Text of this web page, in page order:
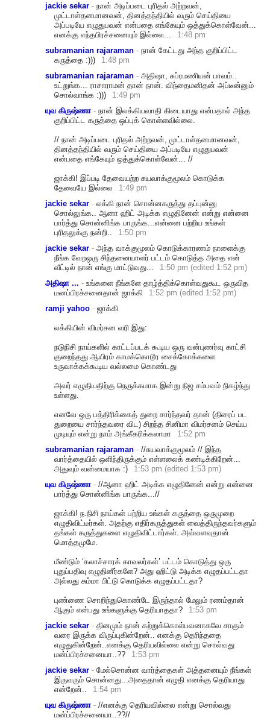
jackie sekar - நான் அடிப்படை புரிதல் அற்றவன்,
முட்டாள்தனமானவன், தினத்தந்தியில் வரும் செய்தியை
அப்படியே எழுதுபவன் என்பதை எங்கேயும் ஒத்துக்கொள்வேன்...
எனக்கு எந்தபிரச்சனையும் இல்லை...
1:48 pm
subramanian rajaraman - நான் கேட்டது அந்த குறிப்பிட்ட
கருத்தை :)))
1:48 pm
subramanian rajaraman - அதிஷா, சுப்ரமணியன் பாவம்..
உட்றுங்க... ராசாராமன் தான் நான். விந்தைமனிதன் அப்டீன்னும்
சொல்வாங்க :)))
1:49 pm
யுவ கிருஷ்ணா - நான் இலக்கியவாதி கிடையாது என்பதால் அந்த
குறிப்பிட்ட கருத்தை ஒப்புக் கொள்ளவில்லை.
// நான் அடிப்படை புரிதல் அற்றவன், முட்டாள்தனமானவன்,
தினத்தந்தியில் வரும் செய்தியை அப்படியே எழுதுபவன்
என்பதை எங்கேயும் ஒத்துக்கொள்வேன்... //
ஜாக்கி! இப்படி தேவையற்ற சுயவாக்குமூலம் கொடுக்க
தேவையே இல்லை
1:49 pm
jackie sekar - லக்கி நான் சொன்னகருத்து தப்புன்னு
சொல்லுங்க.. ஆனா ஹிட் அடிக்க எழுதினேன் என்று என்னை
பார்த்து சொன்னிங்க பாருங்க...என்னை பற்றிய உங்கள்
புரிதலுக்கு நன்றி..
1:50 pm
jackie sekar - அந்த வாக்குமூலம் கொடுக்காரணம் நாளைக்கு
நீங்க வேறஒரு சிந்தனையாளர் பட்டம் கொடுத்த அதை என்
வீட்டில் நான் எங்கு மாட்டுவது...
1:50 pm (edited 1:52 pm)
அதிஷா ... - உங்களை நீங்களே தாழ்த்திக்கொள்வதுகூட ஒருவித
மனப்பிரச்சனைதான் ஜாக்கி
1:52 pm (edited 1:52 pm)
ramji yahoo - ஜாக்கி
லக்கியின் விமர்சன வரி இது:
நடுநிசி நாய்களில் காட்டப்படக் கூடிய ஒரு வன்புணர்வு காட்சி
குறைந்தது ஆயிரம் காமக்கொடூர சைக்கோக்களை
உருவாக்கக்கூடிய வல்லமை கொண்டது
அவர் எழுதியதிற்கு நெருக்கமாக இன்று நிஜ சம்பவம் நிகழ்ந்து
உள்ளது.
எனவே ஒரு பத்திரிக்கைத் துறை சார்ந்தவர் தான் (திரைப் பட
துறையை சார்ந்தவரை விட) சிறந்த சினிமா விமர்சனம் செய்ய
முடியும் என்று நாம் அங்கீகரிக்கலாமா
1:52 pm
subramanian rajaraman - //சுயவாக்குமூலம் // இந்த
வார்த்தையில் ஒளிந்திருக்கும் எள்ளலைக் கண்டிக்கிறேன்...
அதுவும் வன்மையாக :)
1:53 pm (edited 1:53 pm)
யுவ கிருஷ்ணா - //ஆனா ஹிட் அடிக்க எழுதினேன் என்று என்னை
பார்த்து சொன்னிங்க பாருங்க...//
ஜாக்கி! ந.நிசி நாய்கள் பற்றிய உங்கள் கருத்தை ஒருமுறை
எழுதிவிட்டீர்கள். அதற்கு எதிர்கருத்துகள் வைத்திருந்தவர்களும்
தங்கள் கருத்துகளை எழுதிவிட்டார்கள். அவ்வளவுதான்
மொத்தமுமே.
மீண்டும் ‘கலாச்சாரக் காவலர்கள்’ பட்டம் கொடுத்து ஒரு
புதுப்பதிவு எழுதினீர்களே? அது ஹிட்டு அடிக்க எழுதப்பட்டதா
அல்லது சும்மா பிட்டு கொடுக்க எழுதப்பட்டதா?
புண்ணை சொறிந்துகொண்டே இருந்தால் மேலும் ரணம்தான்
ஆகும் என்பது உங்களுக்கு தெரியாததா?
1:53 pm
jackie sekar - தினமும் நான் கற்றுக்கொள்பவனாகவே சாகும்
வரை இருக்க விருப்புகின்றேன்.. எனக்கு தெரிந்ததை
எழுதுகின்றேன்..எனக்கு தெரியவில்லை என்று சொல்வது
மன்ப்பிரச்சனையா..??
1:53 pm
jackie sekar - மேல்சொன்ன வார்த்தைகள் அத்தனையும் நீங்கள்
இருவரும் சொன்னது...அதைதான் எழுதி எனக்கு தெரியாது
என்றேன்..
1:54 pm
யுவ கிருஷ்ணா - //எனக்கு தெரியவில்லை என்று சொல்வது
மன்ப்பிரச்சனையா..??//